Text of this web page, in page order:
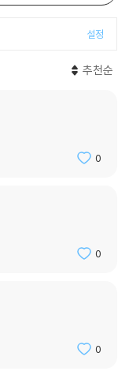
설정
추천순
0
0
0